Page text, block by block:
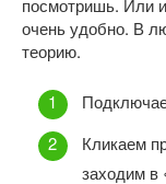
очень удобно. В
теорию.
Кликаем
заходим в